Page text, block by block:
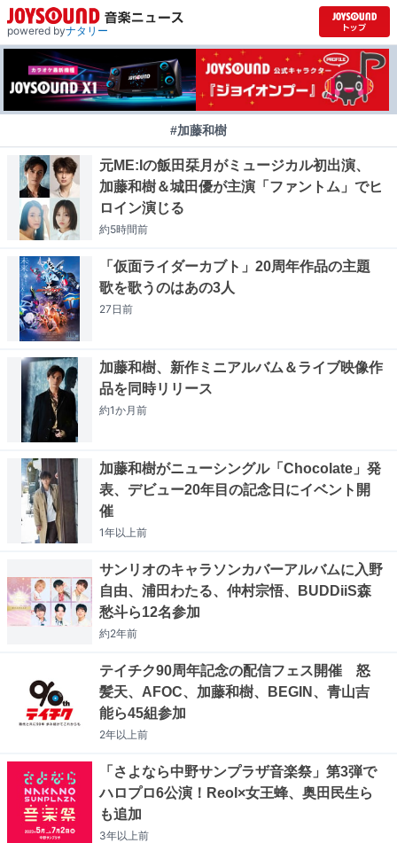
powered byナタリー
#加藤和樹
元ME:Iの飯田栞月がミュージカル初出演、
加藤和樹＆城田優が主演「ファントム」でヒ
ロイン演じる
約5時間前
「仮面ライダーカブト」20周年作品の主題
歌を歌うのはあの3人
27日前
加藤和樹、新作ミニアルバム＆ライブ映像作
品を同時リリース
約1か月前
加藤和樹がニューシングル「Chocolate」発
表、デビュー20年目の記念日にイベント開
催
1年以上前
サンリオのキャラソンカバーアルバムに入野
自由、浦田わたる、仲村宗悟、BUDDiiS森
愁斗ら12名参加
約2年前
テイチク90周年記念の配信フェス開催 怒
髪天、AFOC、加藤和樹、BEGIN、青山吉
能ら45組参加
2年以上前
「さよなら中野サンプラザ音楽祭」第3弾で
ハロプロ6公演！Reol×女王蜂、奥田民生ら
も追加
3年以上前